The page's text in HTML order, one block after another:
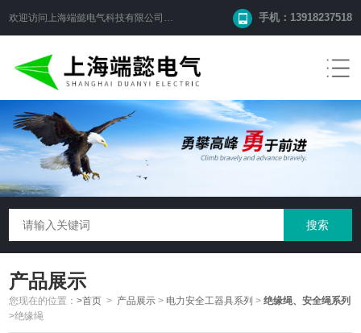
欢迎访问 上海端懿电气科技有限公司 网站！ 手机：13918237518
产品展示
您现在的位置：>首页 > 产品展示 > 电力安全工器具系列 >绝缘绳、安全绳系列
>绝缘绳